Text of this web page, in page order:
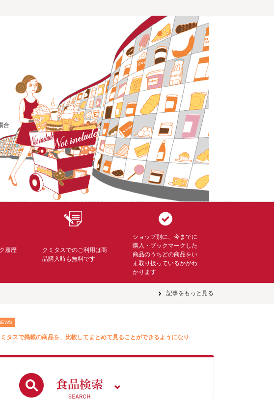
合
履歴
クミタスでのご利用は商
品購入時も無料です
ショップ別に、今までに
購入・ブックマークした
商品のうちどの商品をい
ま取り扱っているかがわ
かります
記事をもっと見る
タスで掲載の商品を、比較してまとめて見ることができるようになり